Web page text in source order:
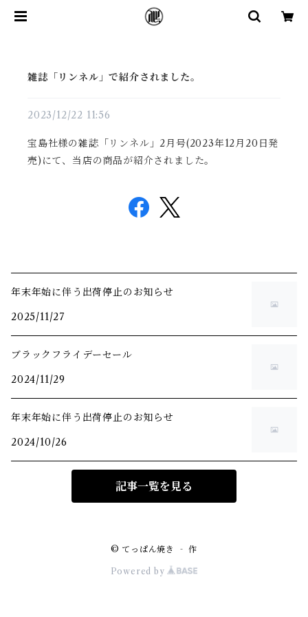
雑誌「リンネル」で紹介されました。
2023/12/22 11:56
宝島社様の雑誌「リンネル」2月号(2023年12月20日発
売)にて、当店の商品が紹介されました。
年末年始に伴う出荷停止のお知らせ
2025/11/27
ブラックフライデーセール
2024/11/29
年末年始に伴う出荷停止のお知らせ
2024/10/26
記事一覧を見る
© てっぱん焼き ‐ 作
Powered by